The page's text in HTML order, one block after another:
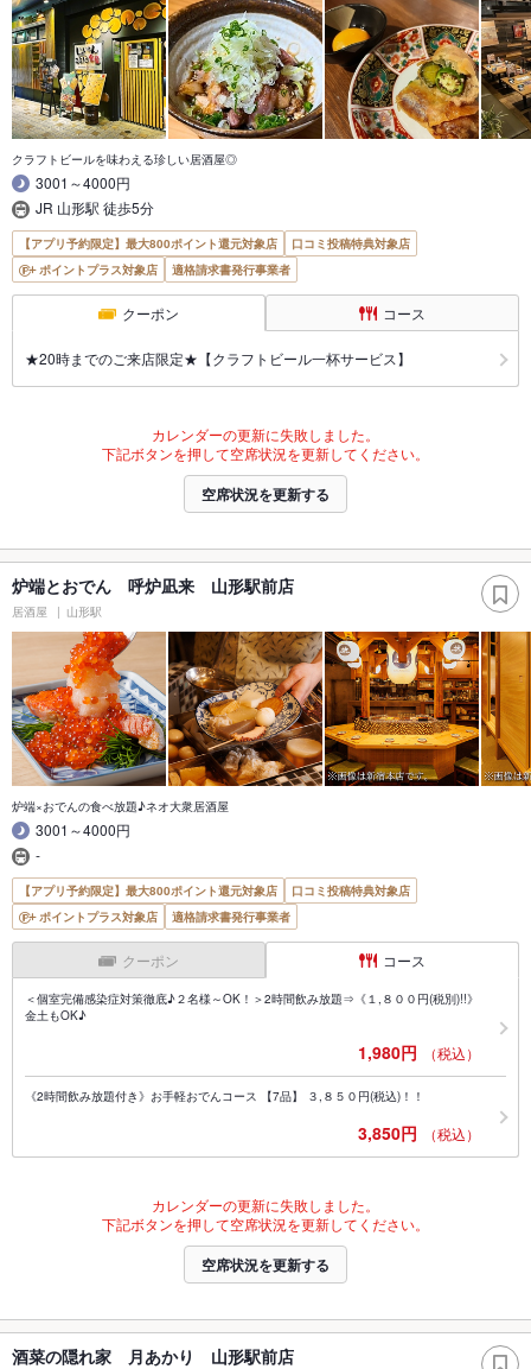
クラフトビールを味わえる珍しい居酒屋◎
3001～4000円
JR 山形駅 徒歩5分
【アプリ予約限定】最大800ポイント還元対象店
口コミ投稿特典対象店
ポイントプラス対象店
適格請求書発行事業者
クーポン コース
★20時までのご来店限定★【クラフトビール一杯サービス】
カレンダーの更新に失敗しました。
下記ボタンを押して空席状況を更新してください。
空席状況を更新する
炉端とおでん 呼炉凪来 山形駅前店
居酒屋 山形駅
炉端×おでんの食べ放題♪ネオ大衆居酒屋
3001～4000円
-
【アプリ予約限定】最大800ポイント還元対象店
口コミ投稿特典対象店
ポイントプラス対象店
適格請求書発行事業者
クーポン コース
＜個室完備感染症対策徹底♪２名様～OK！＞2時間飲み放題⇒《１,８００円(税別)!!》
金土もOK♪
1,980円 （税込）
《2時間飲み放題付き》お手軽おでんコース 【7品】 ３,８５０円(税込)！！
3,850円 （税込）
カレンダーの更新に失敗しました。
下記ボタンを押して空席状況を更新してください。
空席状況を更新する
酒菜の隠れ家 月あかり 山形駅前店